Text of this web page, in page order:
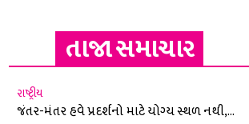
તાજા સમાચાર
રાષ્ટ્રીય
જંતર-મંતર હવે પ્રદર્શનો માટે યોગ્ય સ્થળ નથી,...